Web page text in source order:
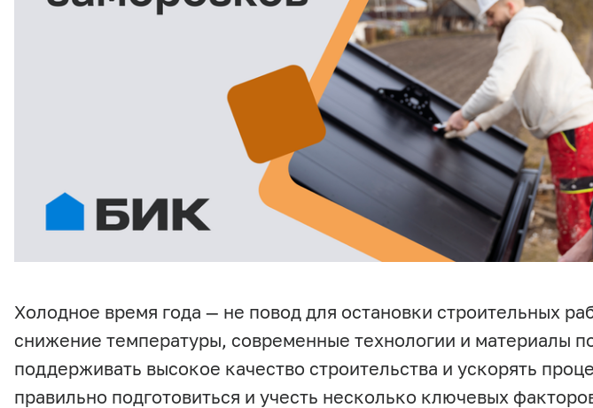
Холодное время года — не повод для остановки строительных
снижение температуры, современные технологии и материалы
поддерживать высокое качество строительства и ускорять
правильно подготовиться и учесть несколько ключевых